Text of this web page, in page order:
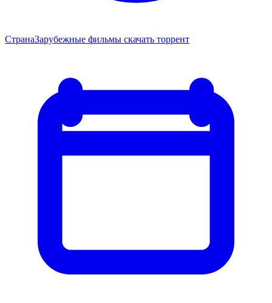
СтранаЗарубежные фильмы скачать торрент